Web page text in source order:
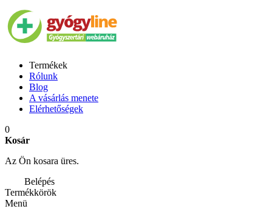
Termékek
Rólunk
Blog
A vásárlás menete
Elérhetőségek
0
Kosár
Az Ön kosara üres.
Belépés
Termékkörök
Menü